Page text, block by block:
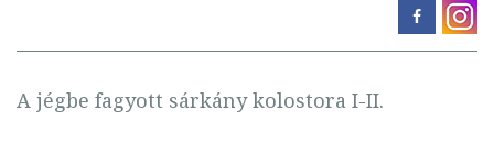
A jégbe fagyott sárkány kolostora I-II.